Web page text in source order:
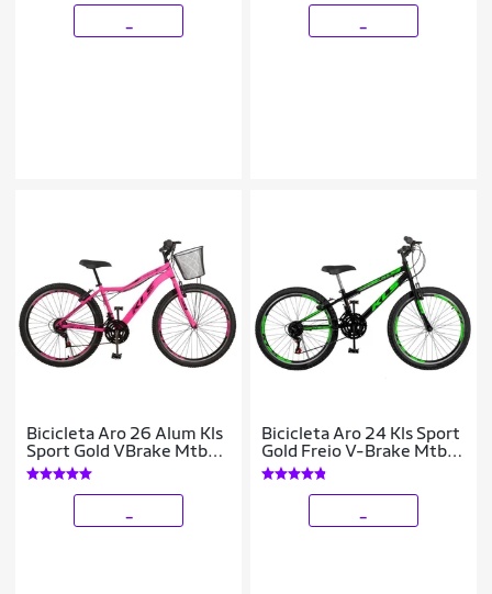
Bicicleta Aro 26 Alum Kls
Sport Gold VBrake Mtb
21V Feminina
Bicicleta Aro 24 Kls Sport
Gold Freio V-Brake Mtb
21 Marchas